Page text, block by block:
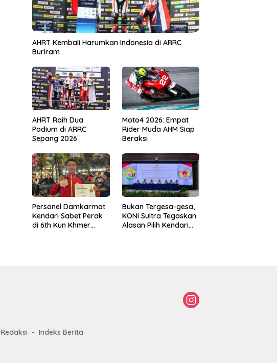
AHRT Kembali Harumkan Indonesia di ARRC
Buriram
AHRT Raih Dua
Podium di ARRC
Sepang 2026
Moto4 2026: Empat
Rider Muda AHM Siap
Beraksi
Personel Damkarmat
Kendari Sabet Perak
di 6th Kun Khmer
Bukan Tergesa-gesa,
KONI Sultra Tegaskan
Alasan Pilih Kendari
Redaksi
Indeks Berita